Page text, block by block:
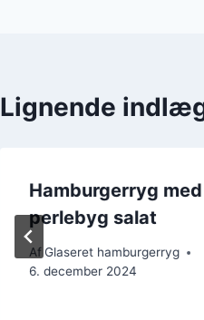
Lignende
Hamburgerryg med
perlebyg salat
AfGlaseret hamburgerryg
6. december 2024